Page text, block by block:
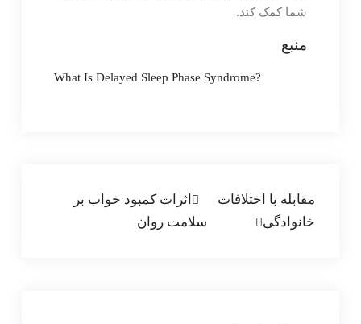
شما کمک کند.
منبع
What Is Delayed Sleep Phase Syndrome?
راهبری
نوشته
اثرات کمبود خواب بر
سلامت روان
مقابله با اختلافات
خانوادگی